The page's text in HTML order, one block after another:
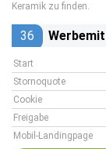
Keramik zu finden.
36
Start
Stornoquote
Cookie
Freigabe
Mobil-Landingpage